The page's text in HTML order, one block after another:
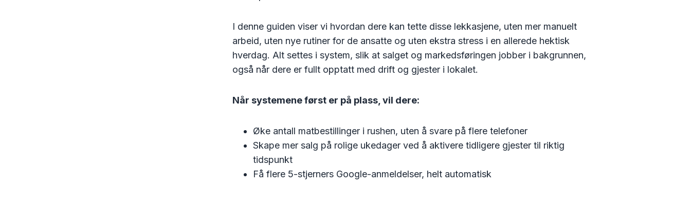
I denne guiden viser vi hvordan dere kan tette disse lekkasjene, uten mer manuelt
arbeid, uten nye rutiner for de ansatte og uten ekstra stress i en allerede hektisk
hverdag. Alt settes i system, slik at salget og markedsføringen jobber i bakgrunnen,
også når dere er fullt opptatt med drift og gjester i lokalet.
Når systemene først er på plass, vil dere:
Øke antall matbestillinger i rushen, uten å svare på flere telefoner
Skape mer salg på rolige ukedager ved å aktivere tidligere gjester til riktig
tidspunkt
Få flere 5-stjerners Google-anmeldelser, helt automatisk